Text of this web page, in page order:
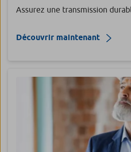
Assurez une transmission
Découvrir maintenant